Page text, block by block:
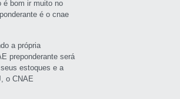
é bom ir muito no
é o cnae
a própria
preponderante será
estoques e a
o CNAE